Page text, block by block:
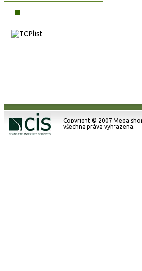
Copyright © 2007 Mega
všechna práva vyhrazena.